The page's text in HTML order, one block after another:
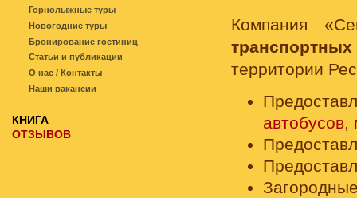
Компания
территории
автобусов,
Горнолыжные туры
Новогодние туры
Бронирование гостиниц
Статьи и публикации
О нас / Контакты
Наши вакансии
КНИГА
ОТЗЫВОВ